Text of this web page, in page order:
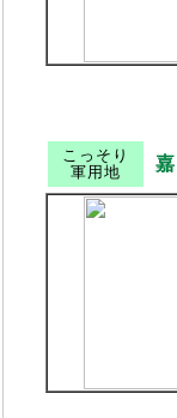
こっそり
軍用地